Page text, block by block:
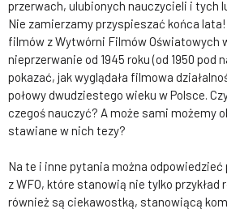
przerwach, ulubionych nauczycieli i tych
Nie zamierzamy przyspieszać końca
filmów z Wytwórni Filmów Oświatowych
nieprzerwanie od 1945 roku (od 1950 pod
pokazać, jak wyglądała filmowa
połowy dwudziestego wieku w Polsce.
czegoś nauczyć? A może sami możemy
stawiane w nich tezy?
Na te i inne pytania można
z WFO, które stanowią nie tylko przykład
również są ciekawostką, stanowiącą